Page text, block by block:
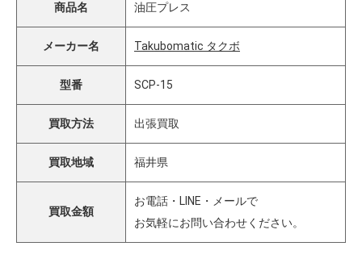
商品名 油圧プレス
メーカー名 Takubomatic タクボ
型番 SCP-15
買取方法 出張買取
買取地域 福井県
買取金額
お電話・LINE・メールで
お気軽にお問い合わせください。